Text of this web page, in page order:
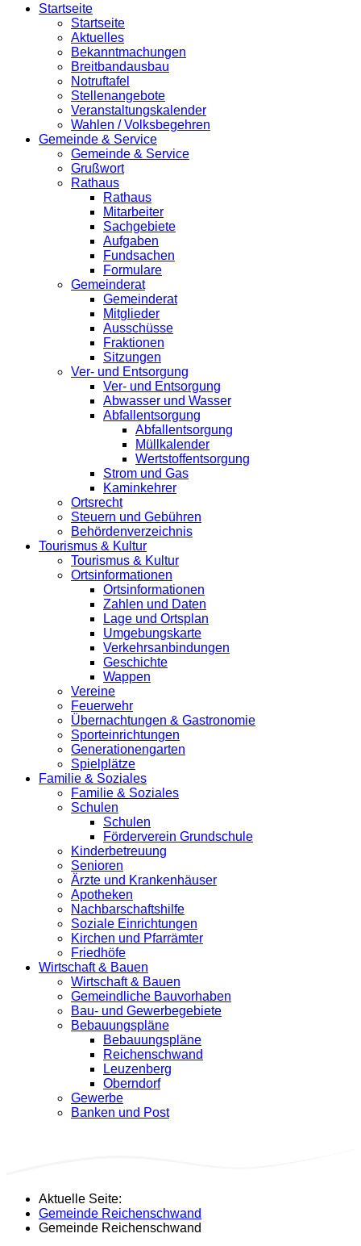
Startseite
Startseite
Aktuelles
Bekanntmachungen
Breitbandausbau
Notruftafel
Stellenangebote
Veranstaltungskalender
Wahlen / Volksbegehren
Gemeinde & Service
Gemeinde & Service
Grußwort
Rathaus
Rathaus
Mitarbeiter
Sachgebiete
Aufgaben
Fundsachen
Formulare
Gemeinderat
Gemeinderat
Mitglieder
Ausschüsse
Fraktionen
Sitzungen
Ver- und Entsorgung
Ver- und Entsorgung
Abwasser und Wasser
Abfallentsorgung
Abfallentsorgung
Müllkalender
Wertstoffentsorgung
Strom und Gas
Kaminkehrer
Ortsrecht
Steuern und Gebühren
Behördenverzeichnis
Tourismus & Kultur
Tourismus & Kultur
Ortsinformationen
Ortsinformationen
Zahlen und Daten
Lage und Ortsplan
Umgebungskarte
Verkehrsanbindungen
Geschichte
Wappen
Vereine
Feuerwehr
Übernachtungen & Gastronomie
Sporteinrichtungen
Generationengarten
Spielplätze
Familie & Soziales
Familie & Soziales
Schulen
Schulen
Förderverein Grundschule
Kinderbetreuung
Senioren
Ärzte und Krankenhäuser
Apotheken
Nachbarschaftshilfe
Soziale Einrichtungen
Kirchen und Pfarrämter
Friedhöfe
Wirtschaft & Bauen
Wirtschaft & Bauen
Gemeindliche Bauvorhaben
Bau- und Gewerbegebiete
Bebauungspläne
Bebauungspläne
Reichenschwand
Leuzenberg
Oberndorf
Gewerbe
Banken und Post
Aktuelle Seite:
Gemeinde Reichenschwand
Gemeinde Reichenschwand